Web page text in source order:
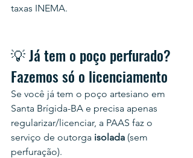
taxas INEMA.
💡 Já tem o poço perfurado?
Fazemos só o licenciamento
Se você já tem o poço artesiano em
Santa Brígida-BA e precisa apenas
regularizar/licenciar, a PAAS faz o
serviço de outorga isolada (sem
perfuração).